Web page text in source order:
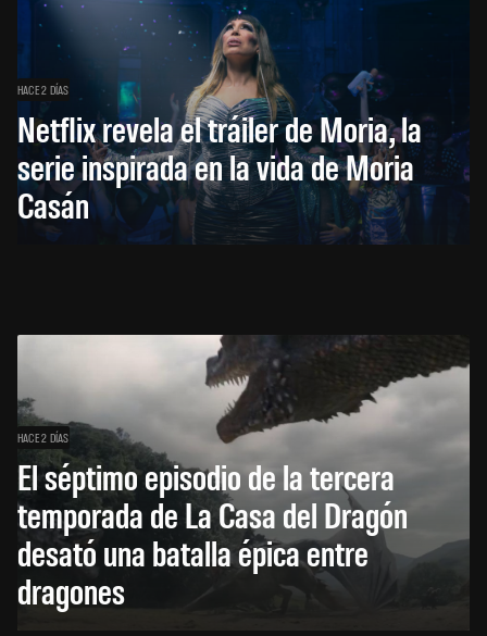
HACE 2 DÍAS
Netflix revela el tráiler de Moria, la
serie inspirada en la vida de Moria
Casán
HACE 2 DÍAS
El séptimo episodio de la tercera
temporada de La Casa del Dragón
desató una batalla épica entre
dragones